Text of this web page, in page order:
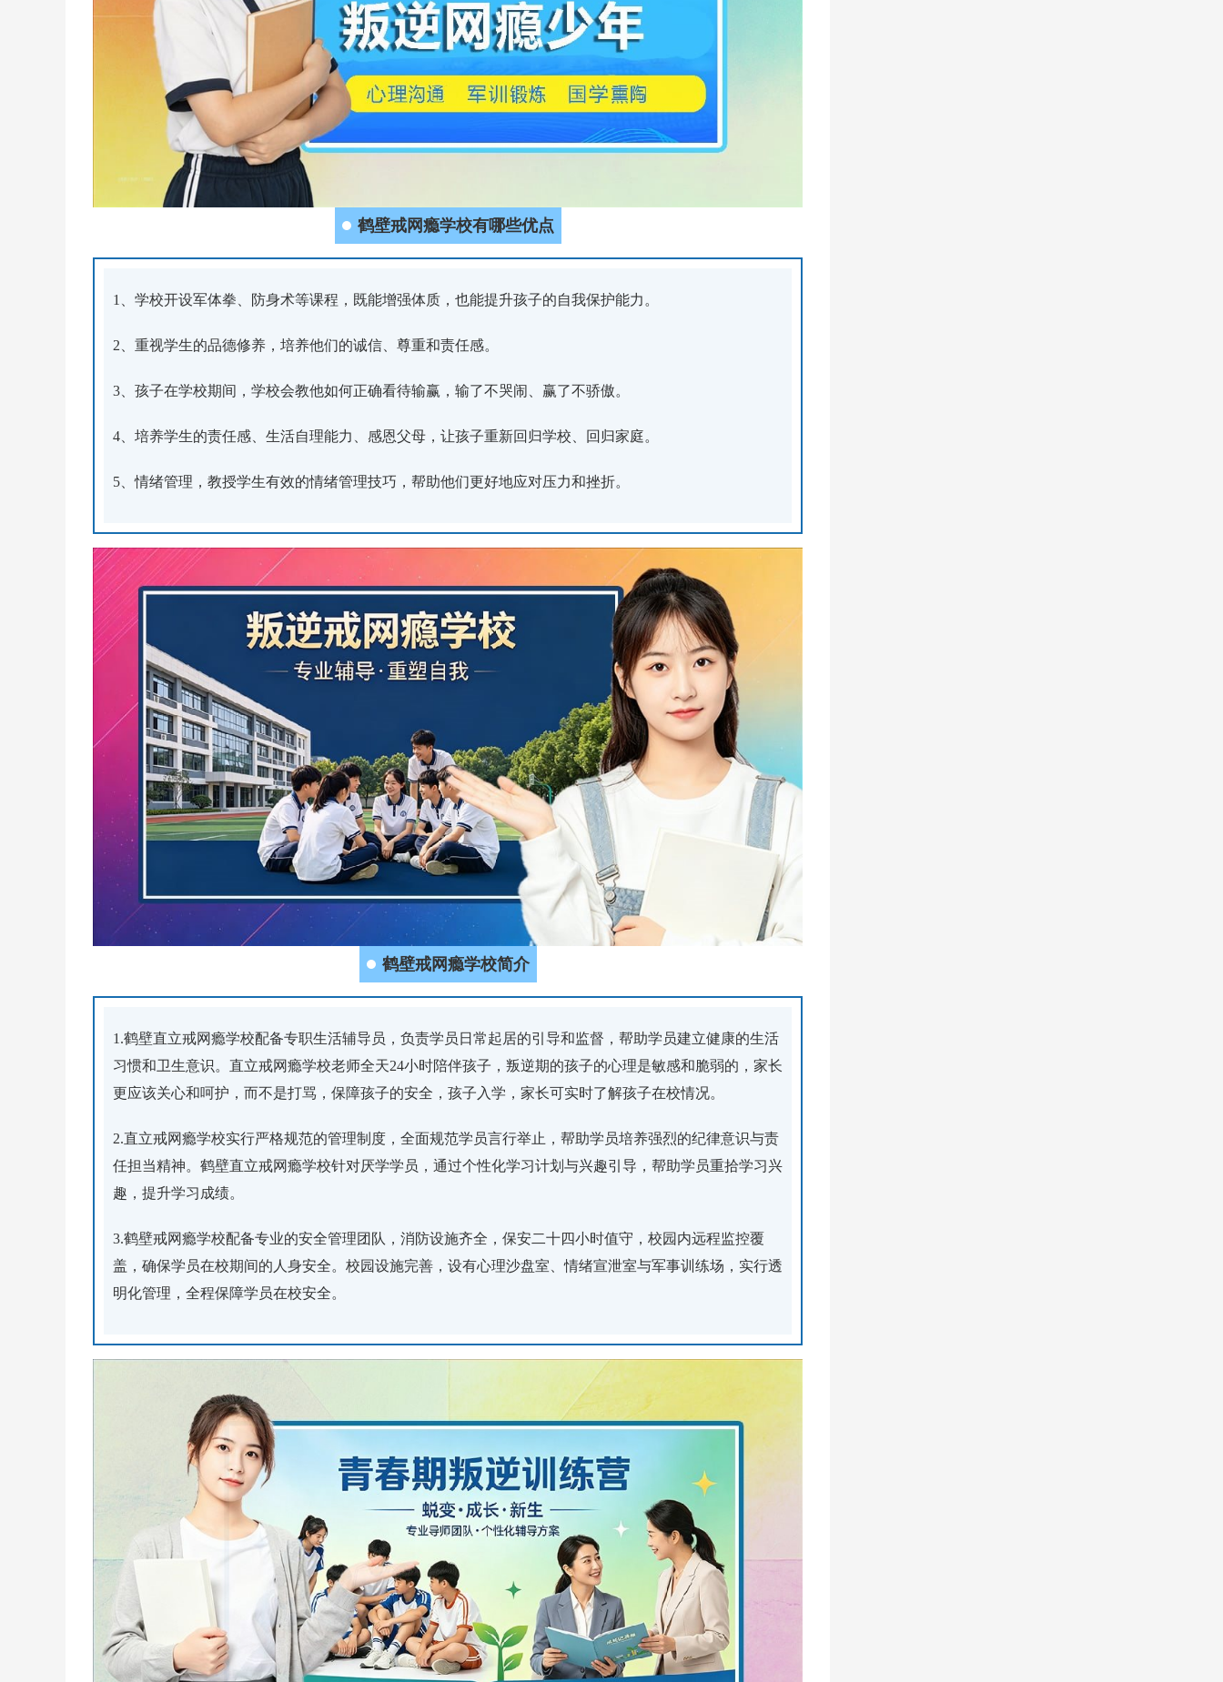
鹤壁戒网瘾学校有哪些优点
1、学校开设军体拳、防身术等课程，既能增强体质，也能提升孩子的自我保护能力。
2、重视学生的品德修养，培养他们的诚信、尊重和责任感。
3、孩子在学校期间，学校会教他如何正确看待输赢，输了不哭闹、赢了不骄傲。
4、培养学生的责任感、生活自理能力、感恩父母，让孩子重新回归学校、回归家庭。
5、情绪管理，教授学生有效的情绪管理技巧，帮助他们更好地应对压力和挫折。
鹤壁戒网瘾学校简介
1.鹤壁直立戒网瘾学校配备专职生活辅导员，负责学员日常起居的引导和监督，帮助学员建立健康的生活
习惯和卫生意识。直立戒网瘾学校老师全天24小时陪伴孩子，叛逆期的孩子的心理是敏感和脆弱的，家长
更应该关心和呵护，而不是打骂，保障孩子的安全，孩子入学，家长可实时了解孩子在校情况。
2.直立戒网瘾学校实行严格规范的管理制度，全面规范学员言行举止，帮助学员培养强烈的纪律意识与责
任担当精神。鹤壁直立戒网瘾学校针对厌学学员，通过个性化学习计划与兴趣引导，帮助学员重拾学习兴
趣，提升学习成绩。
3.鹤壁戒网瘾学校配备专业的安全管理团队，消防设施齐全，保安二十四小时值守，校园内远程监控覆
盖，确保学员在校期间的人身安全。校园设施完善，设有心理沙盘室、情绪宣泄室与军事训练场，实行透
明化管理，全程保障学员在校安全。